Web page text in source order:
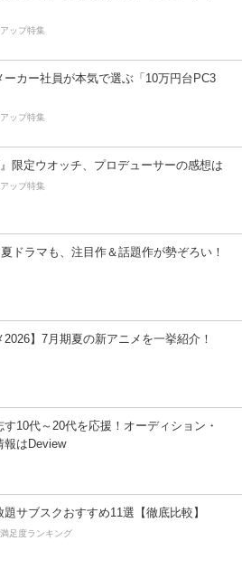
ップ特集
ーカー社員が本気で選ぶ「10万円台PC3
ップ特集
』限定ウオッチ、プロデューサーの感想は
ップ特集
ドラマも、注目作＆話題作が勢ぞろい！
2026】7月期夏の新アニメを一挙紹介！
す10代～20代を応援！オーディション・
報はDeview
サブスクおすすめ11選【徹底比較】
足度ランキング